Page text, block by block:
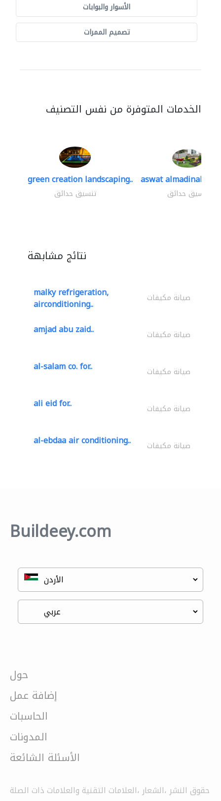
الأسوار والبوابات
تصميم الممرات
الخدمات المتوفرة من نفس التصنيف
green creation landscaping..
تنسيق حدائق
aswat almadinah
تنسيق حدائق
نتائج مشابهة
malky refrigeration,
airconditioning.. صيانة مكيفات
amjad abu zaid.. صيانة مكيفات
al-salam co. for.. صيانة مكيفات
ali eid for.. صيانة مكيفات
al-ebdaa air conditioning.. صيانة مكيفات
Buildeey.com
حول
إضافة عمل
الحاسبات
المدونات
الأسئلة الشائعة
حقوق النشر ،الشعار ،العلامات التقنية والعلامات ذات الصلة